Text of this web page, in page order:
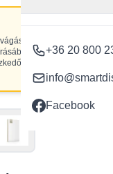
+36 20 800
Facebook
NE
szereplő